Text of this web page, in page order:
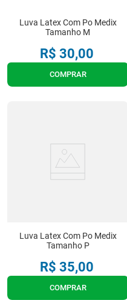
Luva Latex Com Po Medix
Tamanho M
R$ 30,00
COMPRAR
Luva Latex Com Po Medix
Tamanho P
R$ 35,00
COMPRAR